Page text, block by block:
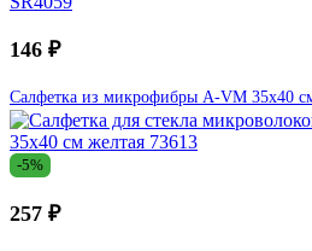
146 ₽
Салфетка из микрофибры A-VM 35x40
-5%
257 ₽